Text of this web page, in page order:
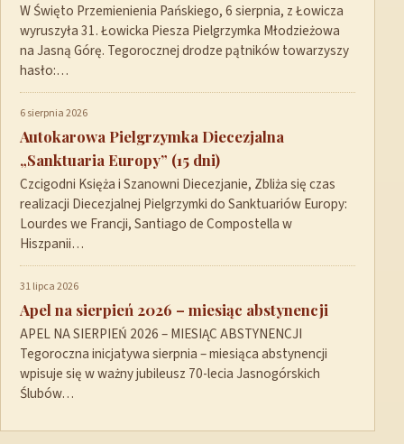
W Święto Przemienienia Pańskiego, 6 sierpnia, z Łowicza
wyruszyła 31. Łowicka Piesza Pielgrzymka Młodzieżowa
na Jasną Górę. Tegorocznej drodze pątników towarzyszy
hasło:…
6 sierpnia 2026
Autokarowa Pielgrzymka Diecezjalna
„Sanktuaria Europy” (15 dni)
Czcigodni Księża i Szanowni Diecezjanie, Zbliża się czas
realizacji Diecezjalnej Pielgrzymki do Sanktuariów Europy:
Lourdes we Francji, Santiago de Compostella w
Hiszpanii…
31 lipca 2026
Apel na sierpień 2026 – miesiąc abstynencji
APEL NA SIERPIEŃ 2026 – MIESIĄC ABSTYNENCJI
Tegoroczna inicjatywa sierpnia – miesiąca abstynencji
wpisuje się w ważny jubileusz 70-lecia Jasnogórskich
Ślubów…